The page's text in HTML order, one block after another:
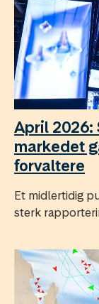
April
markedet
forvaltere
Et midlertidig
sterk